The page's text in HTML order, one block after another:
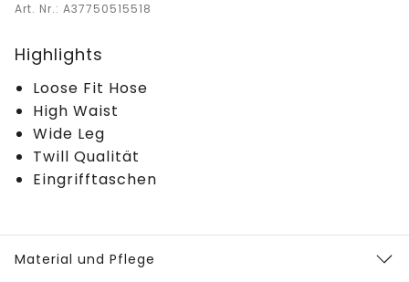
Art. Nr.: A37750515518
Highlights
Loose Fit Hose
High Waist
Wide Leg
Twill Qualität
Eingrifftaschen
Material und Pflege